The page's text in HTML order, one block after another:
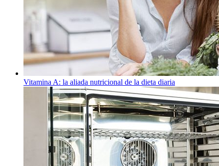
Vitamina A: la aliada nutricional de la dieta diaria